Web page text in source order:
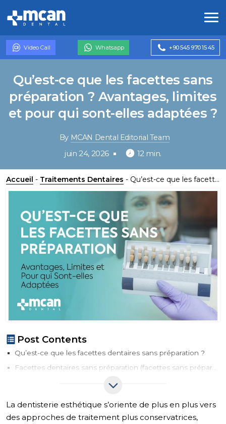
Video Call Whatsapp +90 545 970 15 45
Qu’est-ce que les facettes sans
préparation ? Avantages, limites
et pour qui sont-elles adaptées ?
By MCAN Dental Editorial Team
juin 24, 2026 12 min.
Accueil - Traitements Dentaires - Qu’est-ce que les facettes sans préparation ? Avantages, limites et pour qui sont-elles adaptées ?
Post Contents
Qu’est-ce que les facettes dentaires sans préparation ?
Facettes dentaires sans préparation (facettes sans préparation) vs Facettes dentaires traditionnelles
Comparaison : facettes sans préparation vs facettes traditionnelles
Avantages des Facettes sans préparation
La dentisterie esthétique s’oriente de plus en plus vers
des approches de traitement plus conservatrices,